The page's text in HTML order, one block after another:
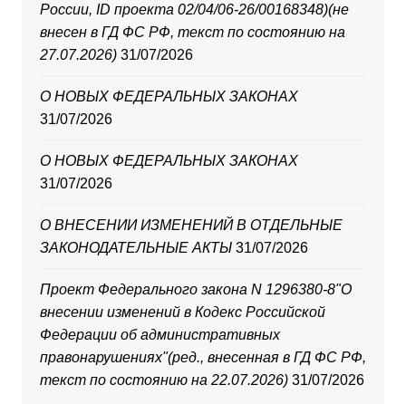
России, ID проекта 02/04/06-26/00168348)(не
внесен в ГД ФС РФ, текст по состоянию на
27.07.2026) 31/07/2026
О НОВЫХ ФЕДЕРАЛЬНЫХ ЗАКОНАХ
31/07/2026
О НОВЫХ ФЕДЕРАЛЬНЫХ ЗАКОНАХ
31/07/2026
О ВНЕСЕНИИ ИЗМЕНЕНИЙ В ОТДЕЛЬНЫЕ
ЗАКОНОДАТЕЛЬНЫЕ АКТЫ 31/07/2026
Проект Федерального закона N 1296380-8"О
внесении изменений в Кодекс Российской
Федерации об административных
правонарушениях"(ред., внесенная в ГД ФС РФ,
текст по состоянию на 22.07.2026) 31/07/2026